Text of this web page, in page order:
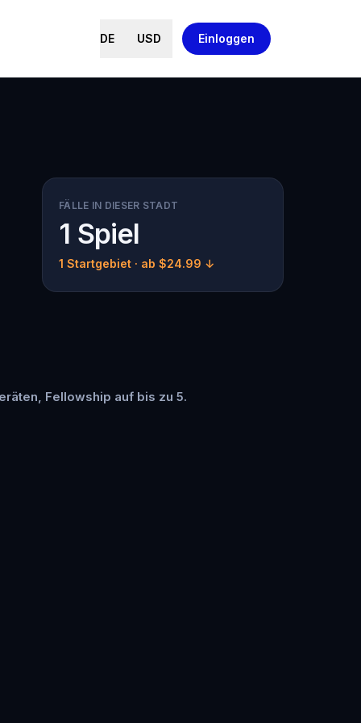
DE USD Einloggen
FÄLLE IN DIESER STADT
1 Spiel
1 Startgebiet · ab $24.99 ↓
Fellowship auf bis zu 5.